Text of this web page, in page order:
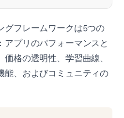
グフレームワークは5つの
アプリのパフォーマンスと
格の透明性、学習曲線、
能、およびコミュニティの